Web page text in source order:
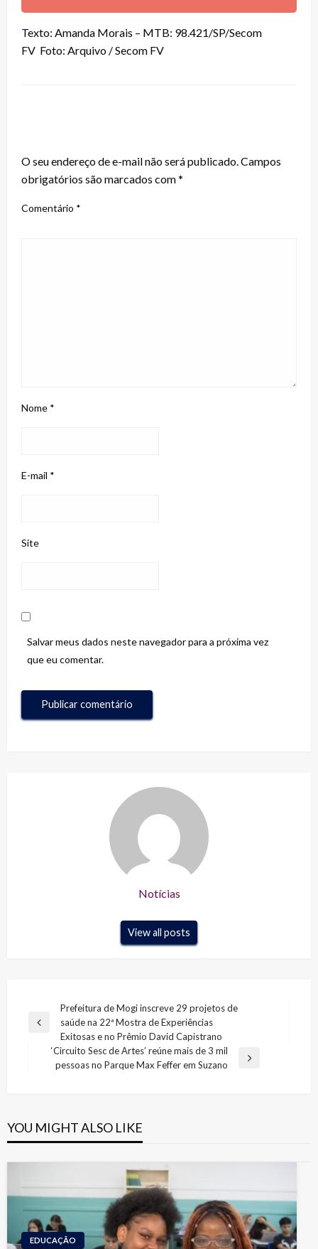
Texto: Amanda Morais – MTB: 98.421/SP/Secom
FV Foto: Arquivo / Secom FV
O seu endereço de e-mail não será publicado. Campos
obrigatórios são marcados com*
Comentário *
Nome *
E-mail *
Site
Salvar meus dados neste navegador para a próxima vez
que eu comentar.
Notícias
View all posts
Navegação
de
Post
Previous
Prefeitura de Mogi inscreve 29 projetos de
saúde na 22ª Mostra de Experiências
Exitosas e no Prêmio David Capistrano
Next
‘Circuito Sesc de Artes’ reúne mais de 3 mil
pessoas no Parque Max Feffer em Suzano
YOU MIGHT ALSO LIKE
EDUCAÇÃO